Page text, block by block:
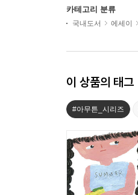
카테고리 분류
국내도서 에세이
이 상품의 태그
#아무튼_시리즈